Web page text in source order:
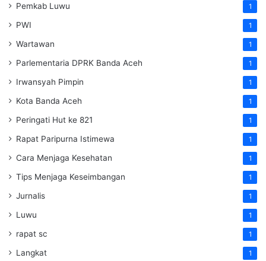
Pemkab Luwu 1
PWI 1
Wartawan 1
Parlementaria DPRK Banda Aceh 1
Irwansyah Pimpin 1
Kota Banda Aceh 1
Peringati Hut ke 821 1
Rapat Paripurna Istimewa 1
Cara Menjaga Kesehatan 1
Tips Menjaga Keseimbangan 1
Jurnalis 1
Luwu 1
rapat sc 1
Langkat 1